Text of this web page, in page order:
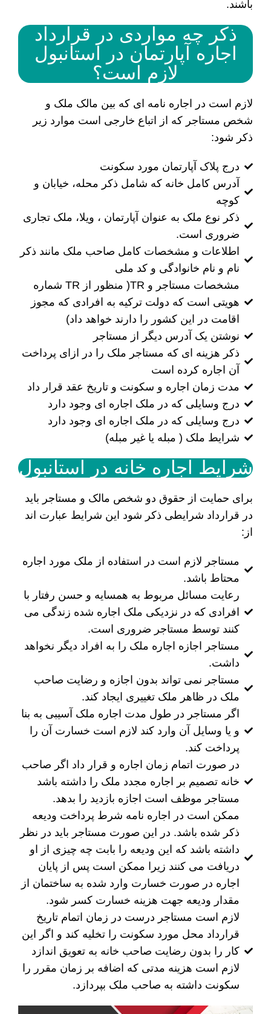
باشند.
ذکر چه مواردی در قرارداد
اجاره آپارتمان در استانبول
لازم است؟
لازم است در اجاره نامه ای که بین مالک ملک و
شخص مستاجر که از اتباع خارجی است موارد زیر
ذکر شود:
درج پلاک آپارتمان مورد سکونت
آدرس کامل خانه که شامل ذکر محله، خیابان و
کوچه
ذکر نوع ملک به عنوان آپارتمان ، ویلا، ملک تجاری
ضروری است.
اطلاعات و مشخصات کامل صاحب ملک مانند ذکر
نام و نام خانوادگی و کد ملی
مشخصات مستاجر و TR( منظور از TR شماره
هویتی است که دولت ترکیه به افرادی که مجوز
اقامت در این کشور را دارند خواهد داد)
نوشتن یک آدرس دیگر از مستاجر
ذکر هزینه ای که مستاجر ملک را در ازای پرداخت
آن اجاره کرده است
مدت زمان اجاره و سکونت و تاریخ عقد قرار داد
درج وسایلی که در ملک اجاره ای وجود دارد
درج وسایلی که در ملک اجاره ای وجود دارد
شرایط ملک ( مبله یا غیر مبله)
شرایط اجاره خانه در استانبول
برای حمایت از حقوق دو شخص مالک و مستاجر باید
در قرارداد شرایطی ذکر شود این شرایط عبارت اند
از:
مستاجر لازم است در استفاده از ملک مورد اجاره
محتاط باشد.
رعایت مسائل مربوط به همسایه و حسن رفتار با
افرادی که در نزدیکی ملک اجاره شده زندگی می
کنند توسط مستاجر ضروری است.
مستاجر اجازه اجاره ملک را به افراد دیگر نخواهد
داشت.
مستاجر نمی تواند بدون اجازه و رضایت صاحب
ملک در ظاهر ملک تغییری ایجاد کند.
اگر مستاجر در طول مدت اجاره ملک آسیبی به بنا
و یا وسایل آن وارد کند لازم است خسارت آن را
پرداخت کند.
در صورت اتمام زمان اجاره و قرار داد اگر صاحب
خانه تصمیم بر اجاره مجدد ملک را داشته باشد
مستاجر موظف است اجازه بازدید را بدهد.
ممکن است در اجاره نامه شرط پرداخت ودیعه
ذکر شده باشد. در این صورت مستاجر باید در نظر
داشته باشد که این ودیعه را بابت چه چیزی از او
دریافت می کنند زیرا ممکن است پس از پایان
اجاره در صورت خسارت وارد شده به ساختمان از
مقدار ودیعه جهت هزینه خسارت کسر شود.
لازم است مستاجر درست در زمان اتمام تاریخ
قرارداد محل مورد سکونت را تخلیه کند و اگر این
کار را بدون رضایت صاحب خانه به تعویق اندازد
لازم است هزینه مدتی که اضافه بر زمان مقرر را
سکونت داشته به صاحب ملک بپردازد.